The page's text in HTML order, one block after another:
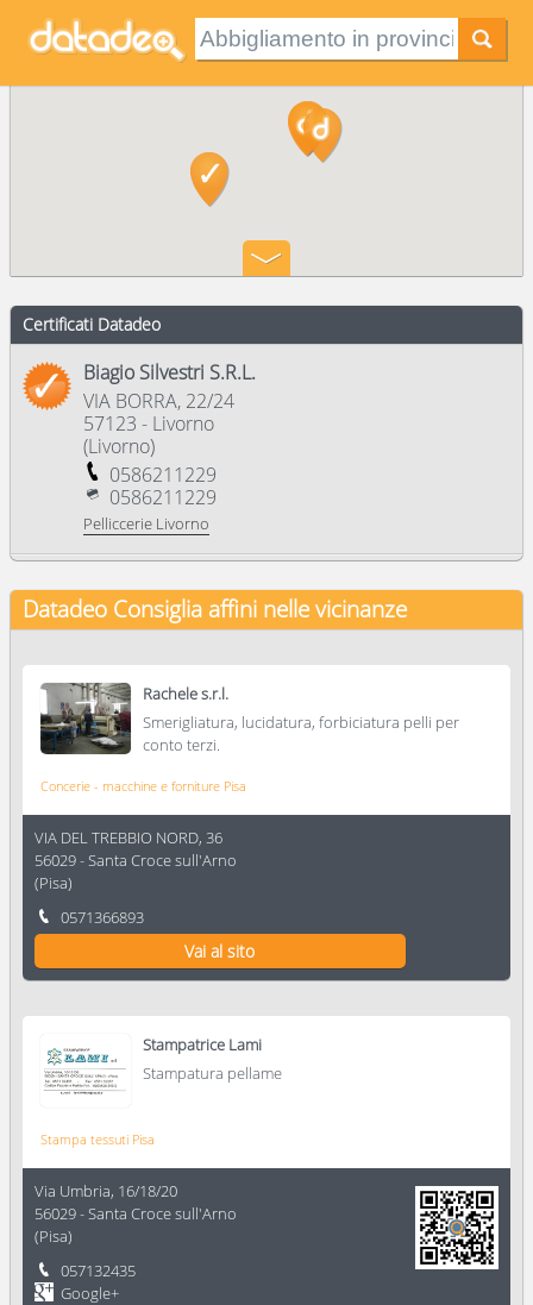
Certificati Datadeo
Biagio Silvestri S.R.L.
VIA BORRA, 22/24
57123 - Livorno
(Livorno)
0586211229
0586211229
Pelliccerie Livorno
Datadeo Consiglia affini nelle vicinanze
Rachele s.r.l.
Smerigliatura, lucidatura, forbiciatura pelli per
conto terzi.
Concerie - macchine e forniture Pisa
VIA DEL TREBBIO NORD, 36
56029-Santa Croce sull'Arno
(Pisa)
0571366893
Vai al sito
Stampatrice Lami
Stampatura pellame
Stampa tessuti Pisa
Via Umbria, 16/18/20
56029-Santa Croce sull'Arno
(Pisa)
057132435
Google+